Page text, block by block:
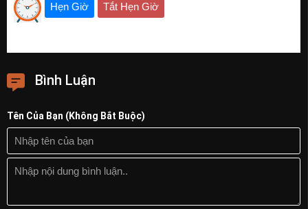
Hẹn Giờ Tắt Hẹn Giờ
Bình Luận
Tên Của Bạn (Không Bắt Buộc)